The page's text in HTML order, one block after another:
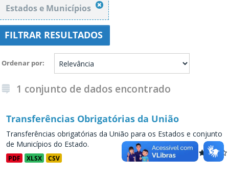
Estados e Municípios
FILTRAR RESULTADOS
Ordenar por
1 conjunto de dados encontrado
Transferências Obrigatórias da União
Transferências obrigatórias da União para os Estados e conjunto
de Municípios do Estado.
PDF XLSX CSV